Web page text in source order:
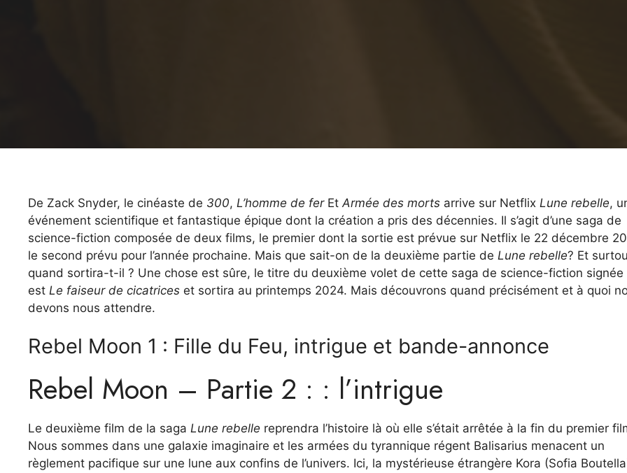
De Zack Snyder, le cinéaste de 300, L’homme de ferEt Armée des morts arrive sur Netflix Lune rebelle,
événement scientifique et fantastique épique dont la création a pris des décennies. Il s’agit d’une saga de
science-fiction composée de deux films, le premier dont la sortie est prévue sur Netflix le 22 décembre
le second prévu pour l’année prochaine. Mais que sait-on de la deuxième partie de Lune rebelle? Et
quand sortira-t-il ? Une chose est sûre, le titre du deuxième volet de cette saga de science-fiction signée
est Le faiseur de cicatrices et sortira au printemps 2024. Mais découvrons quand précisément et à quoi
devons nous attendre.
Rebel Moon 1 : Fille du Feu, intrigue et bande-annonce
Rebel Moon – Partie 2 : : l’intrigue
Le deuxième film de la saga Lune rebelle reprendra l’histoire là où elle s’était arrêtée à la fin du premier
Nous sommes dans une galaxie imaginaire et les armées du tyrannique régent Balisarius menacent un
règlement pacifique sur une lune aux confins de l’univers. Ici, la mystérieuse étrangère Kora (Sofia